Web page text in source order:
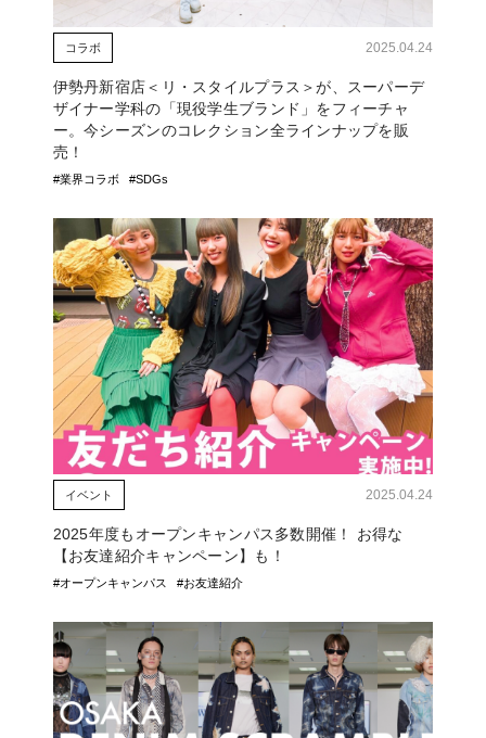
コラボ 2025.04.24
伊勢丹新宿店＜リ・スタイルプラス＞が、スーパーデ
ザイナー学科の「現役学生ブランド」をフィーチャ
ー。今シーズンのコレクション全ラインナップを販
売！
#業界コラボ #SDGs
イベント 2025.04.24
2025年度もオープンキャンパス多数開催！ お得な
【お友達紹介キャンペーン】も！
#オープンキャンパス #お友達紹介